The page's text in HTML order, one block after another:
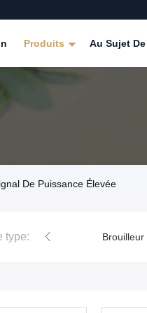
Produits Au Sujet
De Puissance Élevée
type: élevée brouilleur